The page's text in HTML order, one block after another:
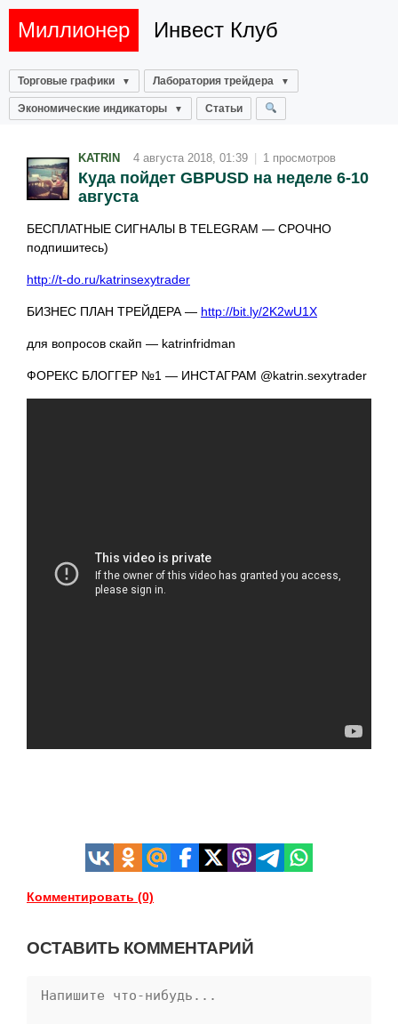
Миллионер Инвест Клуб
Торговые графики Лаборатория трейдера
Экономические индикаторы Статьи
KATRIN 4 августа 2018, 01:39 1 просмотров
Куда пойдет GBPUSD на неделе 6-10
августа
БЕСПЛАТНЫЕ СИГНАЛЫ В TELEGRAM — СРОЧНО
подпишитесь)
http://t-do.ru/katrinsexytrader
БИЗНЕС ПЛАН ТРЕЙДЕРА — http://bit.ly/2K2wU1X
для вопросов скайп — katrinfridman
ФОРЕКС БЛОГГЕР №1 — ИНСТАГРАМ @katrin.sexytrader
Комментировать (0)
ОСТАВИТЬ КОММЕНТАРИЙ